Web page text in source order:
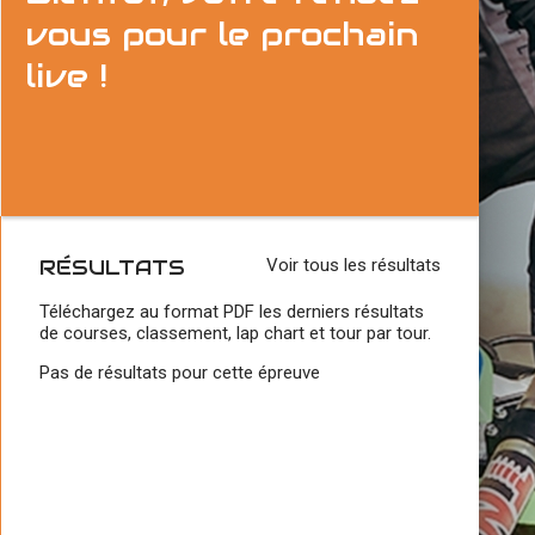
vous pour le prochain
live !
RÉSULTATS Voir tous les résultats
Téléchargez au format PDF les derniers résultats
de courses, classement, lap chart et tour par tour.
Pas de résultats pour cette épreuve